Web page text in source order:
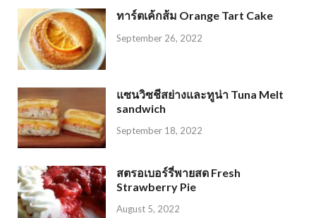
ทาร์ตเค้กส้ม Orange Tart Cake
September 26, 2022
แซนวิซชีสย่างและทูน่า Tuna Melt
sandwich
September 18, 2022
สตรอเบอร์รี่พายสด Fresh
Strawberry Pie
August 5, 2022